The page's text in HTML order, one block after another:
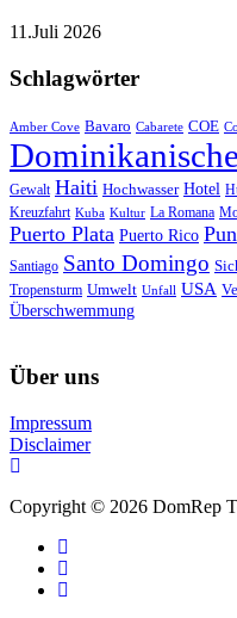
11.Juli 2026
Schlagwörter
Amber Cove Bavaro Cabarete COE
Gewalt Haiti Hochwasser Hotel
Kreuzfahrt Kuba Kultur La Romana
Puerto Plata Puerto Rico
Santiago Santo Domingo
Tropensturm Umwelt Unfall USA
Überschwemmung
Über uns
Impressum
Disclaimer
Copyright © 2026 DomRep